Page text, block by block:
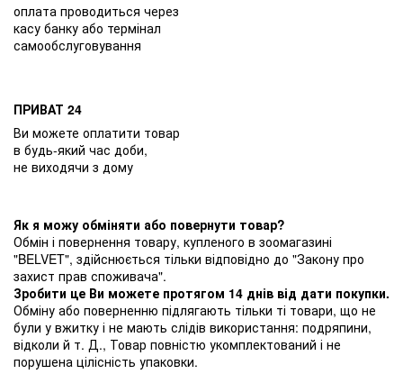
оплата проводиться через
касу банку або термінал
самообслуговування
ПРИВАТ 24
Ви можете оплатити товар
в будь-який час доби,
не виходячи з дому
Як я можу обміняти або повернути товар?
Обмін і повернення товару, купленого в зоомагазині
"BELVET", здійснюється тільки відповідно до "Закону про
захист прав споживача".
Зробити це Ви можете протягом 14 днів від дати покупки.
Обміну або поверненню підлягають тільки ті товари, що не
були у вжитку і не мають слідів використання: подряпини,
відколи й т. Д., Товар повністю укомплектований і не
порушена цілісність упаковки.